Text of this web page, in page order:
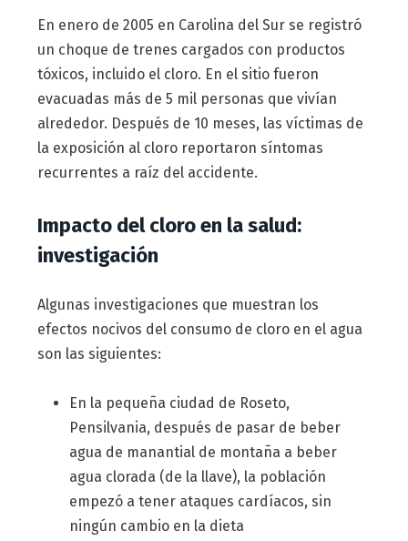
En enero de 2005 en Carolina del Sur se registró
un choque de trenes cargados con productos
tóxicos, incluido el cloro. En el sitio fueron
evacuadas más de 5 mil personas que vivían
alrededor. Después de 10 meses, las víctimas de
la exposición al cloro reportaron síntomas
recurrentes a raíz del accidente.
Impacto del cloro en la salud:
investigación
Algunas investigaciones que muestran los
efectos nocivos del consumo de cloro en el agua
son las siguientes:
En la pequeña ciudad de Roseto,
Pensilvania, después de pasar de beber
agua de manantial de montaña a beber
agua clorada (de la llave), la población
empezó a tener ataques cardíacos, sin
ningún cambio en la dieta